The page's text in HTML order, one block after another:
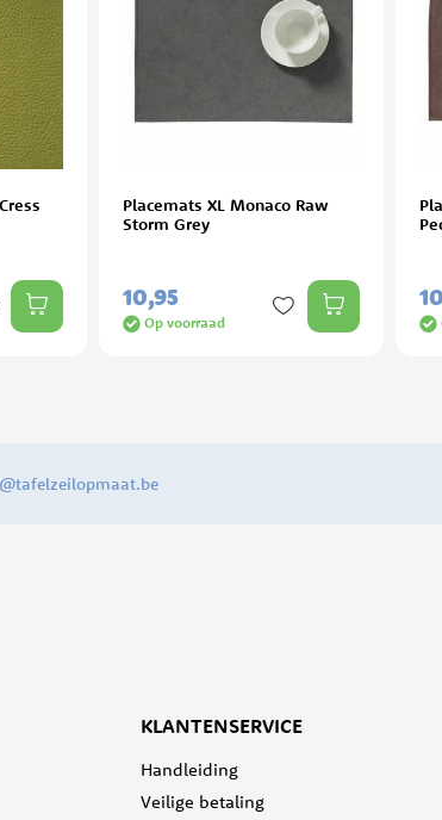
Placemats XL Monaco Raw
Storm Grey
10,95
Op voorraad
KLANTENSERVICE
Handleiding
Veilige betaling